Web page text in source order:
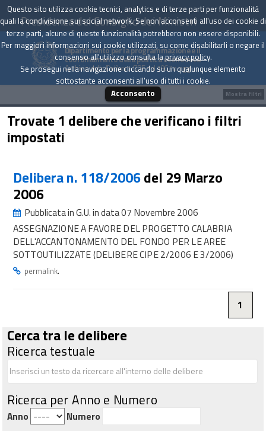
Presidenza del Consiglio dei Ministri
Dipartimento per la programmazione e il
coordinamento della politica economica
Archivio delle Delibere CIPE dal 1967 a oggi
Trovate 1 delibere che verificano i filtri
impostati
Delibera n. 118/2006del 29 Marzo
2006
Pubblicata in G.U. in data 07 Novembre 2006
ASSEGNAZIONE A FAVORE DEL PROGETTO CALABRIA
DELL'ACCANTONAMENTO DEL FONDO PER LE AREE
SOTTOUTILIZZATE (DELIBERE CIPE 2/2006 E 3/2006)
permalink.
1
Cerca tra le delibere
Ricerca testuale
Ricerca per Anno e Numero
Anno Numero
Mostra filtri
Questo sito utilizza cookie tecnici, analytics e di terze parti per funzionalità
quali la condivisione sui social network. Se non acconsenti all'uso dei cookie di
terze parti, alcune di queste funzionalità potrebbero non essere disponibili.
Per maggiori informazioni sui cookie utilizzati, su come disabilitarli o negare il
consenso all'utilizzo consulta laprivacy policy.
Se prosegui nella navigazione cliccando su un qualunque elemento
sottostante acconsenti all'uso di tutti i cookie.
Acconsento